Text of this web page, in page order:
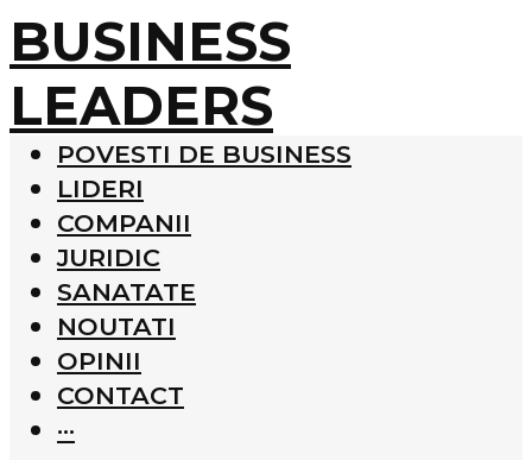
BUSINESS
LEADERS
POVESTI DE BUSINESS
LIDERI
COMPANII
JURIDIC
SANATATE
NOUTATI
OPINII
CONTACT
···